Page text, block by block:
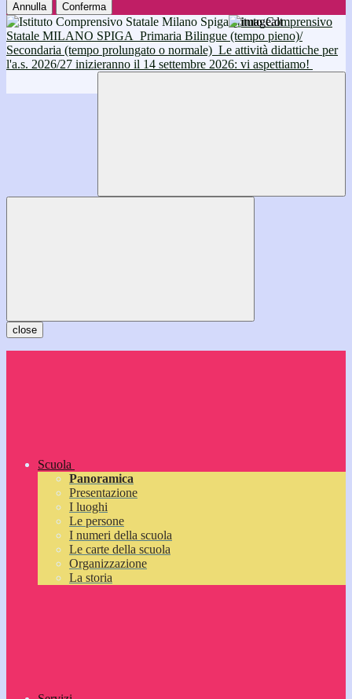
Annulla Conferma
Istituto Comprensivo
Statale MILANO SPIGA Primaria Bilingue (tempo pieno)/
Secondaria (tempo prolungato o normale) Le attività didattiche per
l'a.s. 2026/27 inizieranno il 14 settembre 2026: vi aspettiamo!
close
Scuola
Panoramica
Presentazione
I luoghi
Le persone
I numeri della scuola
Le carte della scuola
Organizzazione
La storia